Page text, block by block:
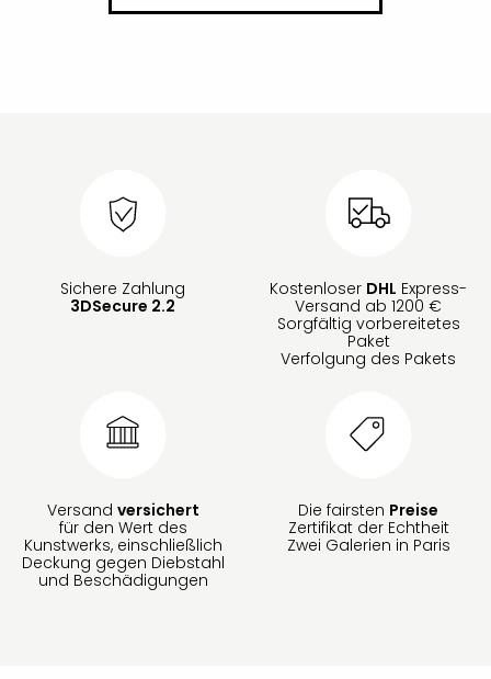
Sichere Zahlung
3DSecure 2.2
Kostenloser DHL Express-
Versand ab 1200 €
Sorgfältig vorbereitetes
Paket
Verfolgung des Pakets
Versand versichert
für den Wert des
Kunstwerks, einschließlich
Deckung gegen Diebstahl
und Beschädigungen
Die fairsten Preise
Zertifikat der Echtheit
Zwei Galerien in Paris